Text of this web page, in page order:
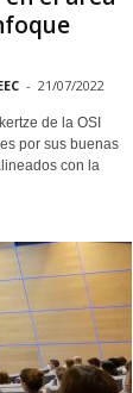
- 21/07/2022
de la OSI
por sus buenas
con la